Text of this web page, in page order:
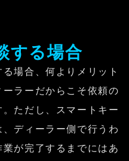
する場合
場合、何よりメリット
ラーだからこそ依頼の
ただし、スマートキー
ディーラー側で行うわ
が完了するまでにはあ